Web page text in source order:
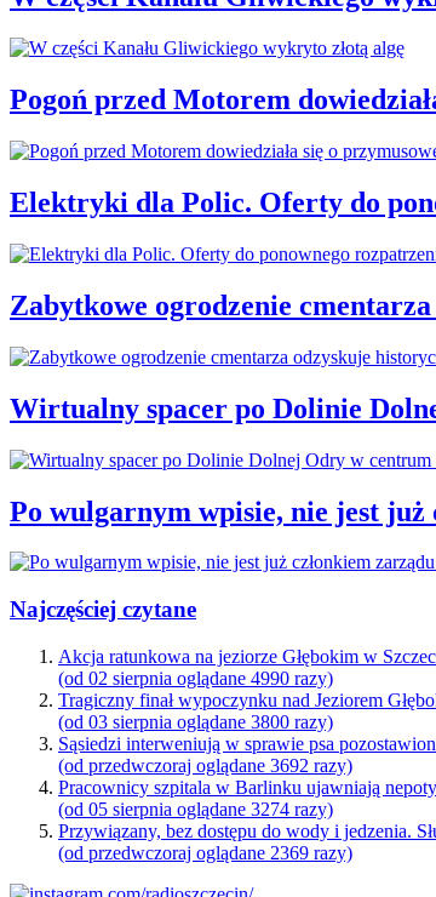
Pogoń przed Motorem
Elektryki dla Polic. Oferty do
Zabytkowe ogrodzenie
Wirtualny spacer po Dolinie
Po wulgarnym wpisie, nie jest już
Najczęściej czytane
Akcja ratunkowa na jeziorze Głębokim w
(od 02 sierpnia oglądane 4990 razy)
Tragiczny finał wypoczynku nad Jeziorem
(od 03 sierpnia oglądane 3800 razy)
Sąsiedzi interweniują w sprawie psa
(od przedwczoraj oglądane 3692 razy)
Pracownicy szpitala w Barlinku ujawniają
(od 05 sierpnia oglądane 3274 razy)
Przywiązany, bez dostępu do wody i jedzenia.
(od przedwczoraj oglądane 2369 razy)